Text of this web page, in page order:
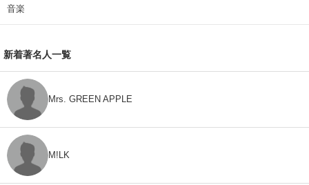
音楽
新着著名人一覧
Mrs. GREEN APPLE
M!LK